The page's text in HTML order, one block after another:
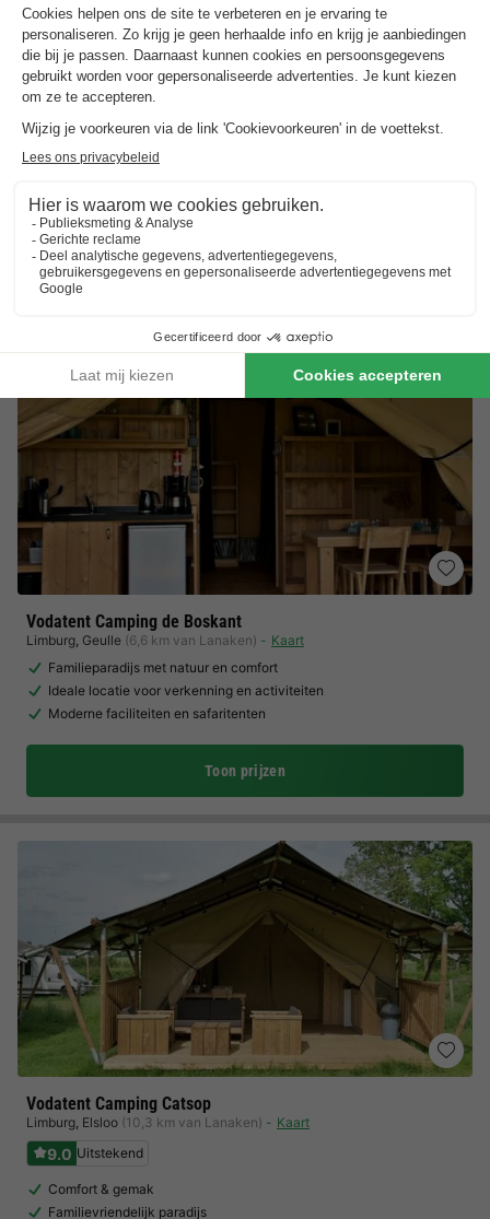
Luxe safaritenten comfort
Paardrijden in de natuur
Vodatent Camping de Boskant
Limburg, Geulle (6,6 km van Lanaken)
Kaart
Familieparadijs met natuur en comfort
Ideale locatie voor verkenning en activiteiten
Moderne faciliteiten en safaritenten
Toon prijzen
Vodatent Camping Catsop
Limburg, Elsloo (10,3 km van Lanaken) Kaart
9.0 Uitstekend
Comfort & gemak
Familievriendelijk paradijs
Trustpilot beoordelingen
Al 10.064+ reizigers gingen je voor! —
Trustpilot